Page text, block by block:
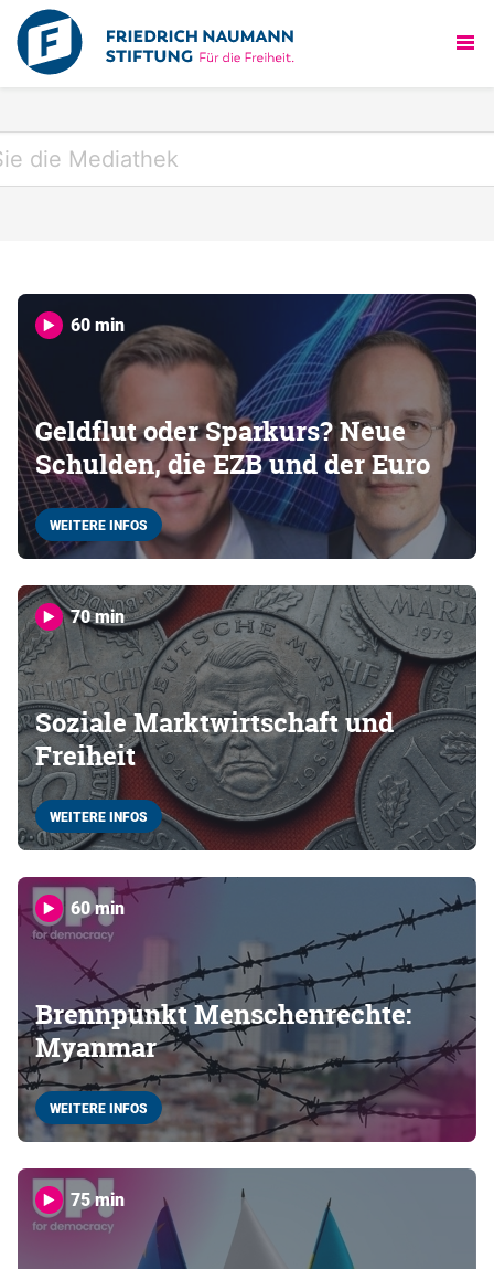
60 min
Geldflut oder Sparkurs? Neue
Schulden, die EZB und der Euro
WEITERE INFOS
70 min
Soziale Marktwirtschaft und
Freiheit
WEITERE INFOS
60 min
Brennpunkt Menschenrechte:
Myanmar
WEITERE INFOS
75 min